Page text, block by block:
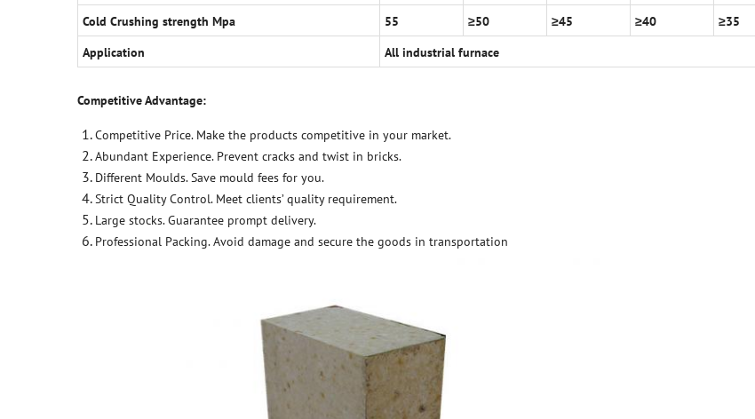
Cold Crushing strength Mpa
55 ≥50 ≥45 ≥40 ≥35
Application
All industrial furnace
Competitive Advantage:
Competitive Price. Make the products competitive in your market.
Abundant Experience. Prevent cracks and twist in bricks.
Different Moulds. Save mould fees for you.
Strict Quality Control. Meet clients’ quality requirement.
Large stocks. Guarantee prompt delivery.
Professional Packing. Avoid damage and secure the goods in transportation